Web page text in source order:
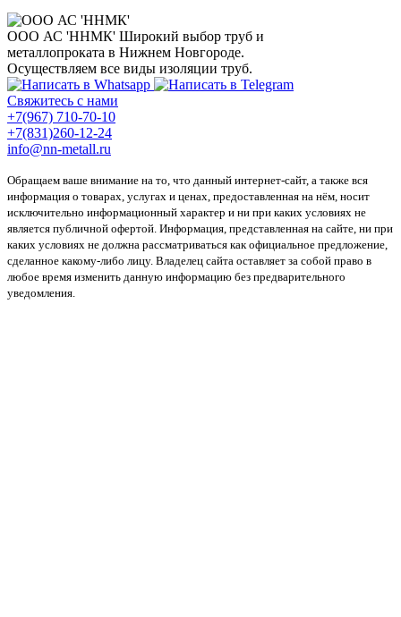
ООО АС 'ННМК' Широкий выбор труб и
металлопроката в Нижнем Новгороде.
Осуществляем все виды изоляции труб.
Свяжитесь с нами
+7(967) 710-70-10
+7(831)260-12-24
info@nn-metall.ru
Обращаем ваше внимание на то, что данный интернет-сайт, а также вся
информация о товарах, услугах и ценах, предоставленная на нём, носит
исключительно информационный характер и ни при каких условиях не
является публичной офертой. Информация, представленная на сайте, ни при
каких условиях не должна рассматриваться как официальное предложение,
сделанное какому-либо лицу. Владелец сайта оставляет за собой право в
любое время изменить данную информацию без предварительного
уведомления.